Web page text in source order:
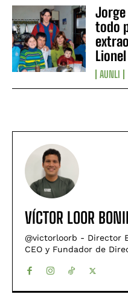
todo
Lionel
AUNLI
VÍCTOR LOOR
@victorloorb - Director
CEO y Fundador de